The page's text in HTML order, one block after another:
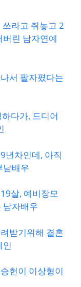
쓰라고 줘놓고 2
린 남자연예
서 팔자폈다는
다가, 드디어
년차인데, 아직
남배우
살, 예비장모
남자배우
받기위해 결혼
인
헌이 이상형이